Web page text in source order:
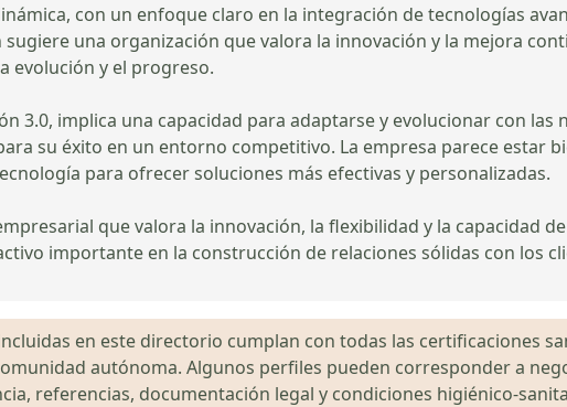
con un enfoque claro en la integración de tecnologías
una organización que valora la innovación y la mejora
evolución y el progreso.
3.0, implica una capacidad para adaptarse y evolucionar con las
su éxito en un entorno competitivo. La empresa parece estar
para ofrecer soluciones más efectivas y personalizadas.
que valora la innovación, la flexibilidad y la capacidad
importante en la construcción de relaciones sólidas con los
en este directorio cumplan con todas las certificaciones
autónoma. Algunos perfiles pueden corresponder a
referencias, documentación legal y condiciones higiénico-